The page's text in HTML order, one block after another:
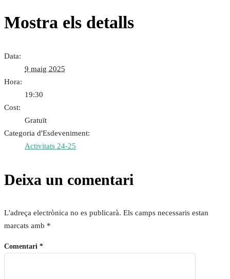
Mostra els detalls
Data:
9 maig 2025
Hora:
19:30
Cost:
Gratuït
Categoria d'Esdeveniment:
Activitats 24-25
Deixa un comentari
L'adreça electrònica no es publicarà. Els camps necessaris estan
marcats amb *
Comentari *